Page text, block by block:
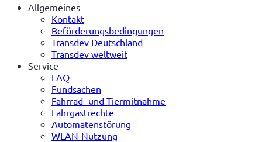
Allgemeines
Kontakt
Beförderungsbedingungen
Transdev Deutschland
Transdev weltweit
Service
FAQ
Fundsachen
Fahrrad- und Tiermitnahme
Fahrgastrechte
Automatenstörung
WLAN-Nutzung